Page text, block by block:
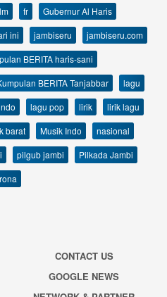
fr
Gubernur Al Haris
ini jambiseru
jambiseru.com
BERITA haris-sani
BERITA Tanjabbar
lagu
lagu pop lirik
lirik lagu
barat Musik Indo
nasional
pilgub jambi
Pilkada Jambi
CONTACT US
GOOGLE NEWS